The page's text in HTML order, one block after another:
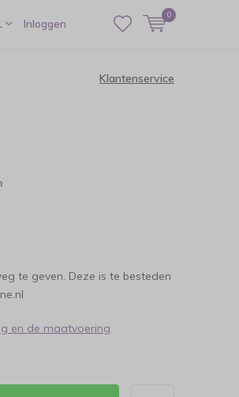
Inloggen
0
Klantenservice
te geven. Deze is te besteden
en de maatvoering